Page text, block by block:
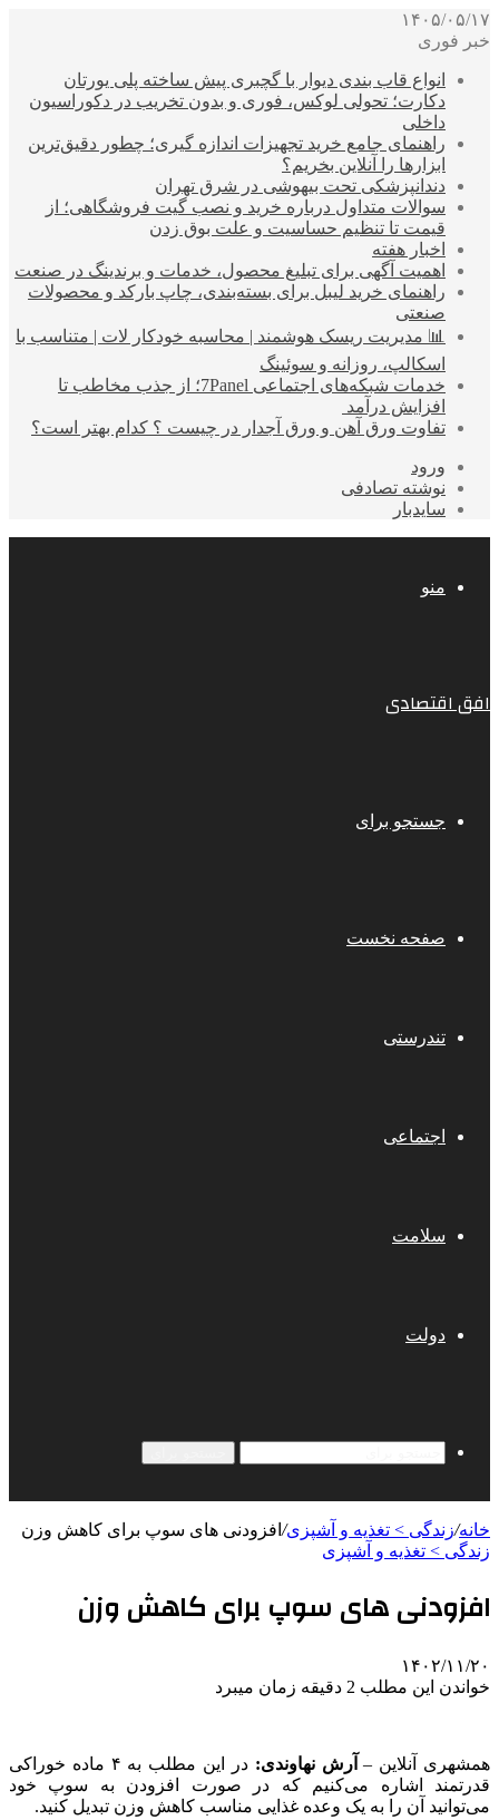
۱۴۰۵/۰۵/۱۷
خبر فوری
انواع قاب بندی دیوار با گچبری پیش ساخته پلی یورتان
دکارت؛ تحولی لوکس، فوری و بدون تخریب در دکوراسیون
داخلی
راهنمای جامع خرید تجهیزات اندازه گیری؛ چطور دقیق‌ترین
ابزارها را آنلاین بخریم؟
دندانپزشکی تحت بیهوشی در شرق تهران
سوالات متداول درباره خرید و نصب گیت فروشگاهی؛ از
قیمت تا تنظیم حساسیت و علت بوق زدن
اخبار هفته
اهمیت آگهی برای تبلیغ محصول، خدمات و برندینگ در صنعت
راهنمای خرید لیبل برای بسته‌بندی، چاپ بارکد و محصولات
صنعتی
📊 مدیریت ریسک هوشمند | محاسبه خودکار لات | متناسب با
اسکالپ، روزانه و سوئینگ
خدمات شبکه‌های اجتماعی 7Panel؛ از جذب مخاطب تا
افزایش درآمد
تفاوت ورق آهن و ورق آجدار در چیست ؟ کدام بهتر است؟
ورود
نوشته تصادفی
سایدبار
منو
افق اقتصادی
جستجو برای
صفحه نخست
تندرستی
اجتماعی
سلامت
دولت
خانه/زندگی > تغذیه و آشپزی/ افزودنی های سوپ برای کاهش وزن
زندگی > تغذیه و آشپزی
افزودنی های سوپ برای کاهش وزن
۱۴۰۲/۱۱/۲۰
خواندن این مطلب 2 دقیقه زمان میبرد
همشهری آنلاین – آرش نهاوندی:
در این مطلب به ۴ ماده خوراکی
قدرتمند اشاره می‌کنیم که در صورت افزودن به سوپ خود
می‌توانید آن را به یک وعده غذایی مناسب کاهش وزن تبدیل کنید.